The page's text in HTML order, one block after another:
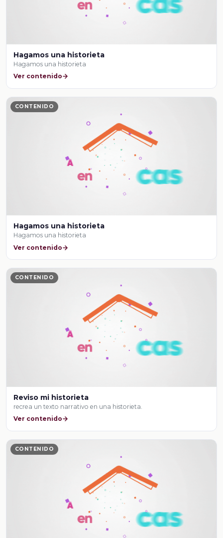
Hagamos una historieta
Hagamos una historieta
Ver contenido
CONTENIDO
Hagamos una historieta
Hagamos una historieta
Ver contenido
CONTENIDO
Reviso mi historieta
recrea un texto narrativo en una historieta.
Ver contenido
CONTENIDO